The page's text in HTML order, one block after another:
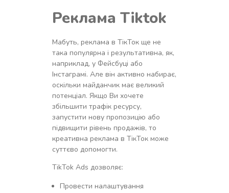
Реклама Tiktok
Мабуть, реклама в ТікТок ще не
така популярна і результативна, як,
наприклад, у Фейсбуці або
Інстаграмі. Але він активно набирає,
оскільки майданчик має великий
потенціал. Якщо Ви хочете
збільшити трафік ресурсу,
запустити нову пропозицію або
підвищити рівень продажів, то
креативна реклама в ТікТок може
суттєво допомогти.
TikTok Ads дозволяє:
Провести налаштування